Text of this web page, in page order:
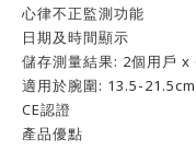
心律不正監測功能
日期及時間顯示
儲存測量結果: 2個用戶
適用於腕圍: 13.5-21.5cm
CE認證
產品優點